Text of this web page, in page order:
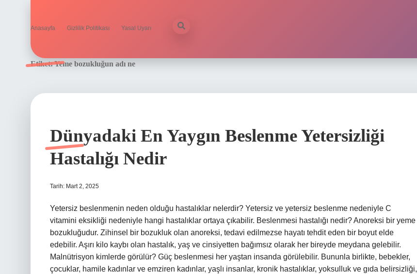
Anasayfa Gizlilik Politikası Yasal Uyarı
Etiket:Yeme bozukluğun adı ne
Dünyadaki En Yaygın Beslenme Yetersizliği
Hastalığı Nedir
Tarih: Mart 2, 2025
Yetersiz beslenmenin neden olduğu hastalıklar nelerdir? Yetersiz ve yetersiz beslenme nedeniyle C
vitamini eksikliği nedeniyle hangi hastalıklar ortaya çıkabilir. Beslenmesi hastalığı nedir? Anoreksi bir yeme
bozukluğudur. Zihinsel bir bozukluk olan anoreksi, tedavi edilmezse hayatı tehdit eden bir boyut elde
edebilir. Aşırı kilo kaybı olan hastalık, yaş ve cinsiyetten bağımsız olarak her bireyde meydana gelebilir.
Malnütrisyon kimlerde görülür? Güç beslenmesi her yaştan insanda görülebilir. Bununla birlikte, bebekler,
çocuklar, hamile kadınlar ve emziren kadınlar, yaşlı insanlar, kronik hastalıklar, yoksulluk ve gıda belirsizliği,